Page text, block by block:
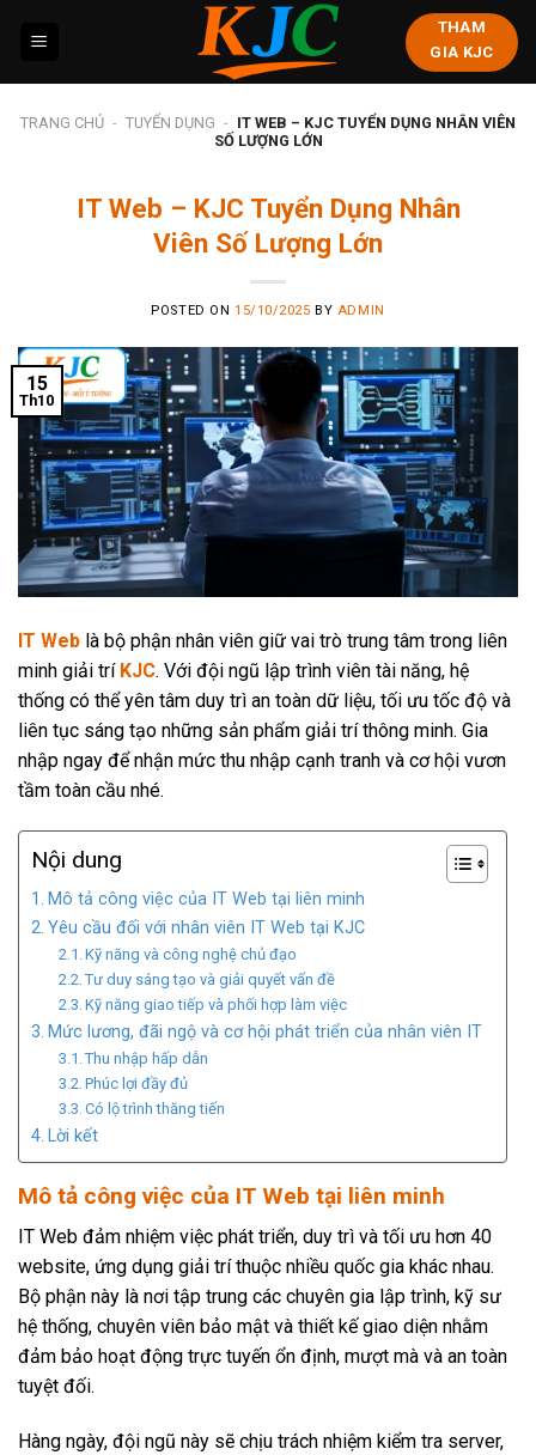
THAM
GIA KJC
TRANG CHỦ - TUYỂN DỤNG - IT WEB – KJC TUYỂN DỤNG NHÂN VIÊN
SỐ LƯỢNG LỚN
IT Web – KJC Tuyển Dụng Nhân
Viên Số Lượng Lớn
POSTED ON 15/10/2025 BY ADMIN
15
Th10
IT Web là bộ phận nhân viên giữ vai trò trung tâm trong liên
minh giải trí KJC. Với đội ngũ lập trình viên tài năng, hệ
thống có thể yên tâm duy trì an toàn dữ liệu, tối ưu tốc độ và
liên tục sáng tạo những sản phẩm giải trí thông minh. Gia
nhập ngay để nhận mức thu nhập cạnh tranh và cơ hội vươn
tầm toàn cầu nhé.
Nội dung
Mô tả công việc của IT Web tại liên minh
Yêu cầu đối với nhân viên IT Web tại KJC
Kỹ năng và công nghệ chủ đạo
Tư duy sáng tạo và giải quyết vấn đề
Kỹ năng giao tiếp và phối hợp làm việc
Mức lương, đãi ngộ và cơ hội phát triển của nhân viên IT
Thu nhập hấp dẫn
Phúc lợi đầy đủ
Có lộ trình thăng tiến
Lời kết
Mô tả công việc của IT Web tại liên minh
IT Web đảm nhiệm việc phát triển, duy trì và tối ưu hơn 40
website, ứng dụng giải trí thuộc nhiều quốc gia khác nhau.
Bộ phận này là nơi tập trung các chuyên gia lập trình, kỹ sư
hệ thống, chuyên viên bảo mật và thiết kế giao diện nhằm
đảm bảo hoạt động trực tuyến ổn định, mượt mà và an toàn
tuyệt đối.
Hàng ngày, đội ngũ này sẽ chịu trách nhiệm kiểm tra server,